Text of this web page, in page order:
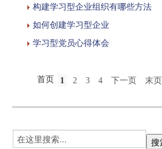
构建学习型企业组织有哪些方法
如何创建学习型企业
学习型党员心得体会
首页 1 2 3 4 下一页 末页